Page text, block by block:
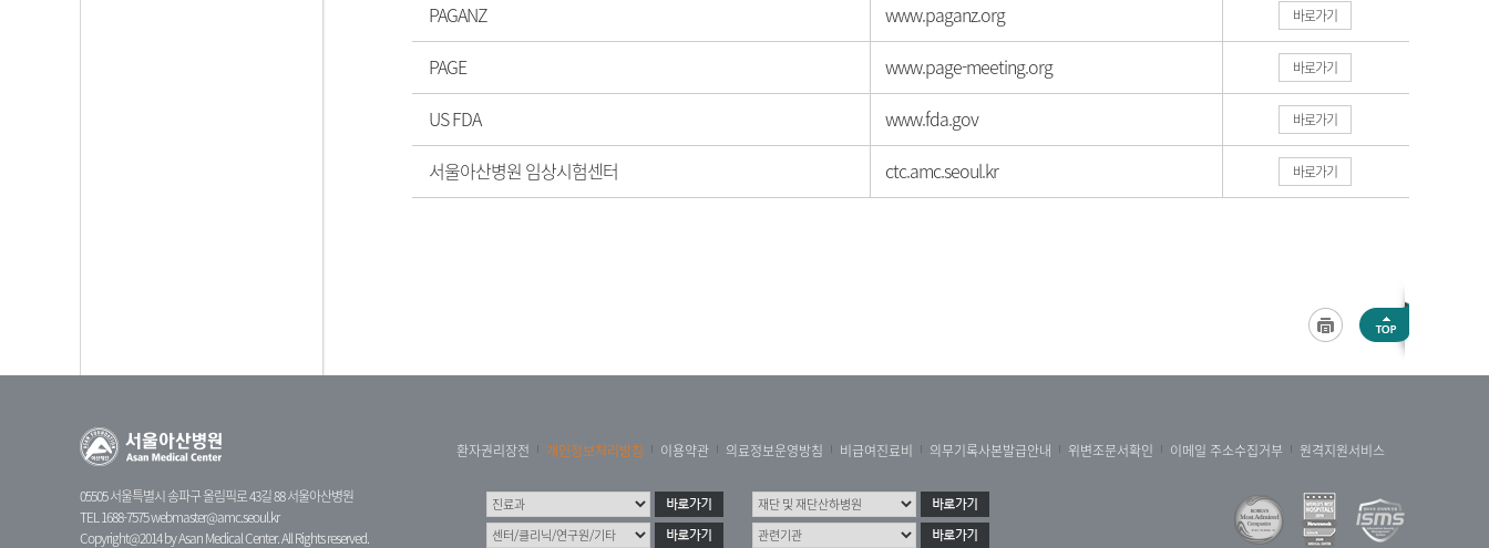
PAGANZ www.paganz.org 바로가기
PAGE www.page-meeting.org 바로가기
US FDA www.fda.gov 바로가기
서울아산병원 임상시험센터 ctc.amc.seoul.kr 바로가기
05505 서울특별시 송파구 올림픽로 43길 88 서울아산병원
TEL 1688-7575webmaster@amc.seoul.kr
Copyright@2014 by Asan Medical Center. All Rights reserved.
환자권리장전 개인정보처리방침 이용약관 의료정보운영방침 비급여진료비 의무기록사본발급안내 위변조문서확인 이메일 주소수집거부 원격지원서비스